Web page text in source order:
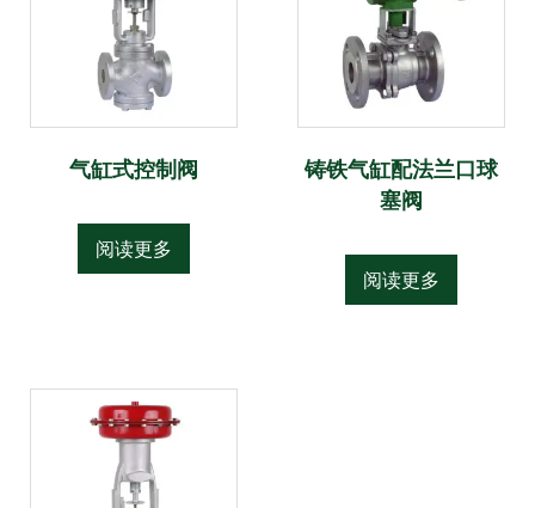
气缸式控制阀
阅读更多
铸铁气缸配法兰口球
塞阀
阅读更多